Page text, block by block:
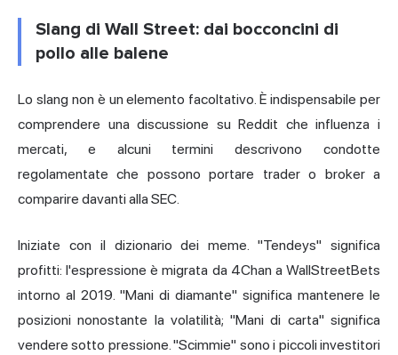
Slang di Wall Street: dai bocconcini di
pollo alle balene
Lo slang non è un elemento facoltativo. È indispensabile per
comprendere una discussione su Reddit che influenza i
mercati, e alcuni termini descrivono condotte
regolamentate che possono portare trader o broker a
comparire davanti alla SEC.
Iniziate con il dizionario dei meme. "Tendeys" significa
profitti: l'espressione è migrata da 4Chan a WallStreetBets
intorno al 2019. "Mani di diamante" significa mantenere le
posizioni nonostante la volatilità; "Mani di carta" significa
vendere sotto pressione. "Scimmie" sono i piccoli investitori